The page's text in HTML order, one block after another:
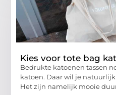
Kies voor tote bag
Bedrukte katoenen tassen
katoen. Daar wil je
Het zijn namelijk mooie